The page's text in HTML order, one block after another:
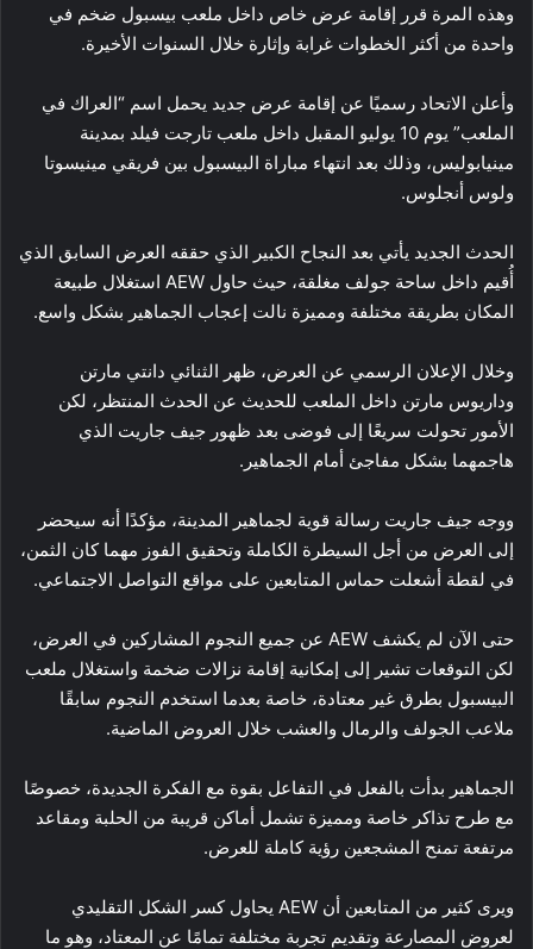
وهذه المرة قرر إقامة عرض خاص داخل ملعب بيسبول ضخم في
واحدة من أكثر الخطوات غرابة وإثارة خلال السنوات الأخيرة.
وأعلن الاتحاد رسميًا عن إقامة عرض جديد يحمل اسم “العراك في
الملعب” يوم 10 يوليو المقبل داخل ملعب تارجت فيلد بمدينة
مينيابوليس، وذلك بعد انتهاء مباراة البيسبول بين فريقي مينيسوتا
ولوس أنجلوس.
الحدث الجديد يأتي بعد النجاح الكبير الذي حققه العرض السابق الذي
أُقيم داخل ساحة جولف مغلقة، حيث حاول AEW استغلال طبيعة
المكان بطريقة مختلفة ومميزة نالت إعجاب الجماهير بشكل واسع.
وخلال الإعلان الرسمي عن العرض، ظهر الثنائي دانتي مارتن
وداريوس مارتن داخل الملعب للحديث عن الحدث المنتظر، لكن
الأمور تحولت سريعًا إلى فوضى بعد ظهور جيف جاريت الذي
هاجمهما بشكل مفاجئ أمام الجماهير.
ووجه جيف جاريت رسالة قوية لجماهير المدينة، مؤكدًا أنه سيحضر
إلى العرض من أجل السيطرة الكاملة وتحقيق الفوز مهما كان الثمن،
في لقطة أشعلت حماس المتابعين على مواقع التواصل الاجتماعي.
حتى الآن لم يكشف AEW عن جميع النجوم المشاركين في العرض،
لكن التوقعات تشير إلى إمكانية إقامة نزالات ضخمة واستغلال ملعب
البيسبول بطرق غير معتادة، خاصة بعدما استخدم النجوم سابقًا
ملاعب الجولف والرمال والعشب خلال العروض الماضية.
الجماهير بدأت بالفعل في التفاعل بقوة مع الفكرة الجديدة، خصوصًا
مع طرح تذاكر خاصة ومميزة تشمل أماكن قريبة من الحلبة ومقاعد
مرتفعة تمنح المشجعين رؤية كاملة للعرض.
ويرى كثير من المتابعين أن AEW يحاول كسر الشكل التقليدي
لعروض المصارعة وتقديم تجربة مختلفة تمامًا عن المعتاد، وهو ما